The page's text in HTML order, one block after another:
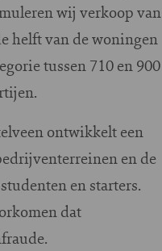
wij verkoop van
helft van de woningen
tussen 710 en 900
ontwikkelt een
en de
en starters.
dat